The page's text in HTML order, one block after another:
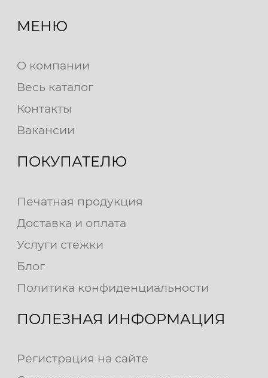
МЕНЮ
О компании
Весь каталог
Контакты
Вакансии
ПОКУПАТЕЛЮ
Печатная продукция
Доставка и оплата
Услуги стежки
Блог
Политика конфиденциальности
ПОЛЕЗНАЯ ИНФОРМАЦИЯ
Регистрация на сайте